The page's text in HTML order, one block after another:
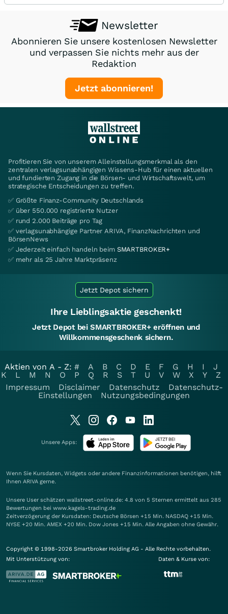
Newsletter
Abonnieren Sie unsere kostenlosen Newsletter
und verpassen Sie nichts mehr aus der
Redaktion
Jetzt abonnieren!
Profitieren Sie von unserem Alleinstellungsmerkmal als den
zentralen verlagsunabhängigen Wissens-Hub für einen aktuellen
und fundierten Zugang in die Börsen- und Wirtschaftswelt, um
strategische Entscheidungen zu treffen.
✅ Größte Finanz-Community Deutschlands
✅ über 550.000 registrierte Nutzer
✅ rund 2.000 Beiträge pro Tag
✅ verlagsunabhängige Partner ARIVA, FinanzNachrichten und
BörsenNews
✅ Jederzeit einfach handeln beim SMARTBROKER+
✅ mehr als 25 Jahre Marktpräsenz
Jetzt Depot sichern
Ihre Lieblingsaktie geschenkt!
Jetzt Depot bei SMARTBROKER+ eröffnen und
Willkommensgeschenk sichern.
Aktien von A - Z: # A B C D E F G H I
J
K
L M N O P Q R S T U V W X Y
Z
Impressum
Disclaimer Datenschutz
Datenschutz-
Einstellungen
Nutzungsbedingungen
Unsere Apps:
Wenn Sie Kursdaten, Widgets oder andere Finanzinformationen benötigen, hilft
Ihnen ARIVA gerne.
Unsere User schätzen wallstreet-online.de: 4.8 von 5 Sternen ermittelt aus 285
Bewertungen bei www.kagels-trading.de
Zeitverzögerung der Kursdaten: Deutsche Börsen +15 Min. NASDAQ +15 Min.
NYSE +20 Min. AMEX +20 Min. Dow Jones +15 Min. Alle Angaben ohne Gewähr.
Copyright © 1998-2026 Smartbroker Holding AG - Alle Rechte vorbehalten.
Mit Unterstützung von:
Daten & Kurse von: